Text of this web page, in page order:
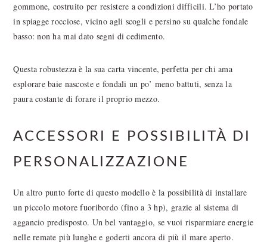
gommone, costruito per resistere a condizioni difficili. L’ho portato
in spiagge rocciose, vicino agli scogli e persino su qualche fondale
basso: non ha mai dato segni di cedimento.
Questa robustezza è la sua carta vincente, perfetta per chi ama
esplorare baie nascoste e fondali un po’ meno battuti, senza la
paura costante di forare il proprio mezzo.
ACCESSORI E POSSIBILITÀ DI
PERSONALIZZAZIONE
Un altro punto forte di questo modello è la possibilità di installare
un piccolo motore fuoribordo (fino a 3 hp), grazie al sistema di
aggancio predisposto. Un bel vantaggio, se vuoi risparmiare energie
nelle remate più lunghe e goderti ancora di più il mare aperto.